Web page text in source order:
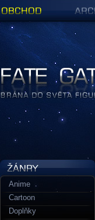
Anime
Cartoon
Doplňky
Figurky a sošky | Fate Gate